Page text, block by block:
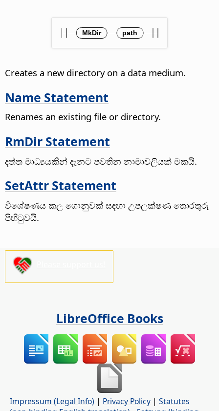
Creates a new directory on a data medium.
Name Statement
Renames an existing file or directory.
RmDir Statement
දත්ත මාධ්‍යයකින් දැනට පවතින නාමාවලියක් මකයි.
SetAttr Statement
විශේෂණය කල ගොනුවක් සඳහා උපලක්ෂණ තොරතුරු
පිහිටුවයි.
LibreOffice Books
Impressum (Legal Info) | Privacy Policy | Statutes